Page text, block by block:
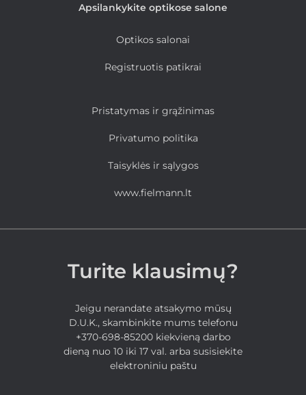
Apsilankykite optikose salone
Optikos salonai
Registruotis patikrai
Pristatymas ir grąžinimas
Privatumo politika
Taisyklės ir sąlygos
www.fielmann.lt
Turite klausimų?
Jeigu nerandate atsakymo mūsų
D.U.K., skambinkite mums telefonu
+370-698-85200 kiekvieną darbo
dieną nuo 10 iki 17 val. arba susisiekite
elektroniniu paštu